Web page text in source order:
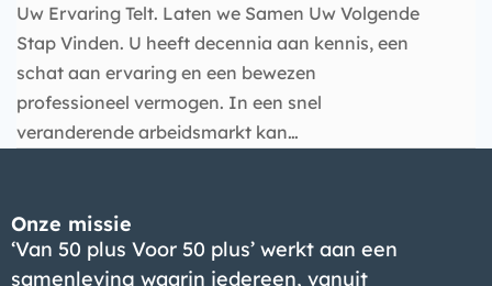
Uw Ervaring Telt. Laten we Samen Uw Volgende
Stap Vinden. U heeft decennia aan kennis, een
schat aan ervaring en een bewezen
professioneel vermogen. In een snel
veranderende arbeidsmarkt kan…
Onze missie
‘Van 50 plus Voor 50 plus’ werkt aan een
samenleving waarin iedereen, vanuit